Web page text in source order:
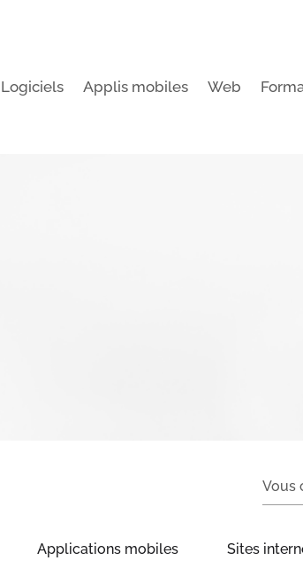
Logiciels Applis mobiles Web
Applications mobiles Sites